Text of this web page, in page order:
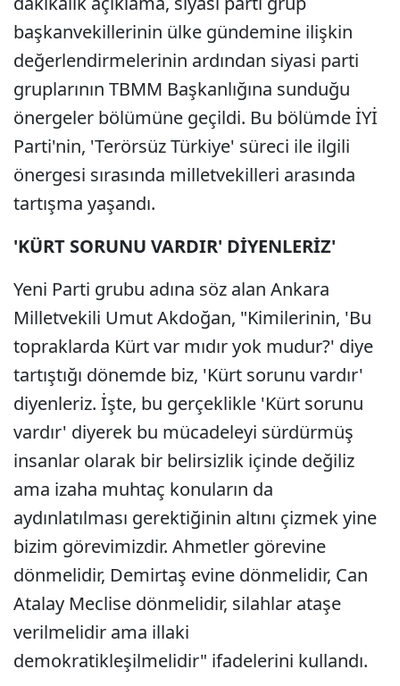
başkanvekillerinin ülke gündemine ilişkin
değerlendirmelerinin ardından siyasi parti
gruplarının TBMM Başkanlığına sunduğu
önergeler bölümüne geçildi. Bu bölümde İYİ
Parti'nin, 'Terörsüz Türkiye' süreci ile ilgili
önergesi sırasında milletvekilleri arasında
tartışma yaşandı.
'KÜRT SORUNU VARDIR' DİYENLERİZ'
Yeni Parti grubu adına söz alan Ankara
Milletvekili Umut Akdoğan, "Kimilerinin, 'Bu
topraklarda Kürt var mıdır yok mudur?' diye
tartıştığı dönemde biz, 'Kürt sorunu vardır'
diyenleriz. İşte, bu gerçeklikle 'Kürt sorunu
vardır' diyerek bu mücadeleyi sürdürmüş
insanlar olarak bir belirsizlik içinde değiliz
ama izaha muhtaç konuların da
aydınlatılması gerektiğinin altını çizmek yine
bizim görevimizdir. Ahmetler görevine
dönmelidir, Demirtaş evine dönmelidir, Can
Atalay Meclise dönmelidir, silahlar ataşe
verilmelidir ama illaki
demokratikleşilmelidir" ifadelerini kullandı.